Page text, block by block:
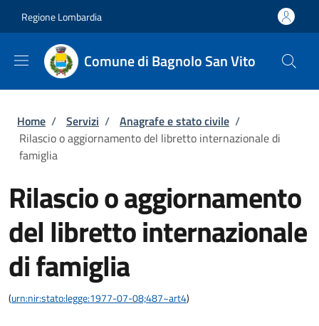
Regione Lombardia
Comune di Bagnolo San Vito
Briciole di pane
Home / Servizi / Anagrafe e stato civile /
Rilascio o aggiornamento del libretto internazionale di
famiglia
Rilascio o aggiornamento
del libretto internazionale
di famiglia
(urn:nir:stato:legge:1977-07-08;487~art4)